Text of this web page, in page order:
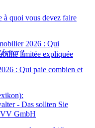
limitée expliquée
GmbH
à quoi vous devez faire
: Qui paie combien et